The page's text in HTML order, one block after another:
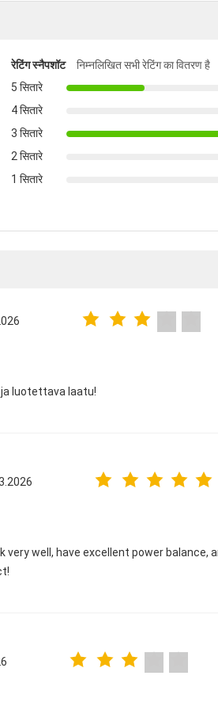
रेटिंग स्नैपशॉट
निम्नलिखित सभी रेटिंग का वितरण है
5 सितारे
4 सितारे
3 सितारे
2 सितारे
1 सितारे
luotettava laatu!
very well, have excellent power balance,